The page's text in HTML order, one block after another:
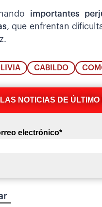
importantes
, que enfrentan
CABILDO
NOTICIAS DE
electrónico*